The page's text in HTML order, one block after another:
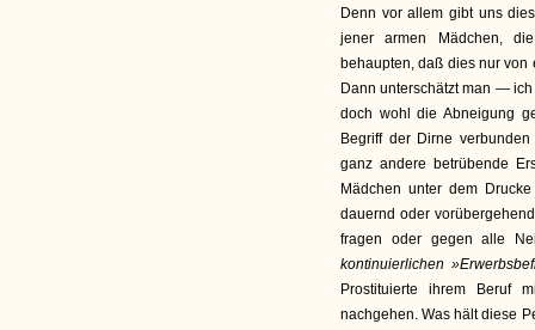
Denn vor allem gibt uns
jener armen Mädchen,
behaupten, daß dies nur
Dann unter­schätzt man —
doch wohl die Abneigung
Begriff der Dirne
ganz andere betrübende
Mädchen unter dem
dauernd oder
fragen oder gegen alle
kontinuierlichen
Prostituierte ihrem Beruf
nachgehen. Was hält diese